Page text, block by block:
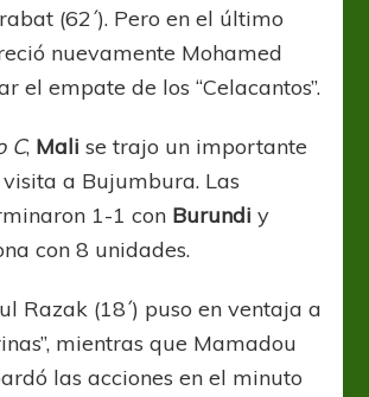
(62´). Pero en el último
nuevamente Mohamed
el empate de los “Celacantos”.
C, Mali se trajo un importante
a Bujumbura. Las
1-1 con Burundi y
con 8 unidades.
Razak (18´) puso en ventaja a
mientras que Mamadou
las acciones en el minuto